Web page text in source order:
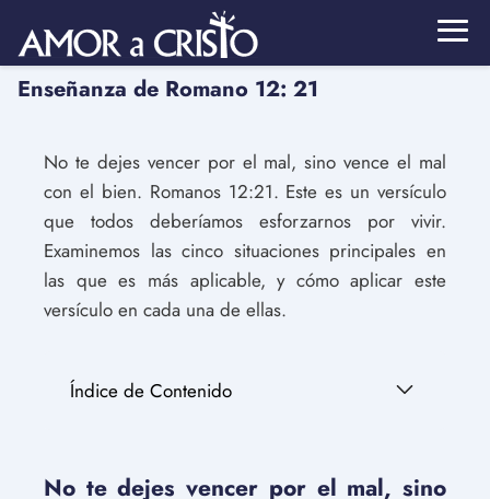
Enseñanza de Romano 12: 21
No te dejes vencer por el mal, sino vence el mal
con el bien. Romanos 12:21. Este es un versículo
que todos deberíamos esforzarnos por vivir.
Examinemos las cinco situaciones principales en
las que es más aplicable, y cómo aplicar este
versículo en cada una de ellas.
Índice de Contenido
No te dejes vencer por el mal, sino